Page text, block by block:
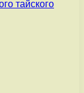
тайского